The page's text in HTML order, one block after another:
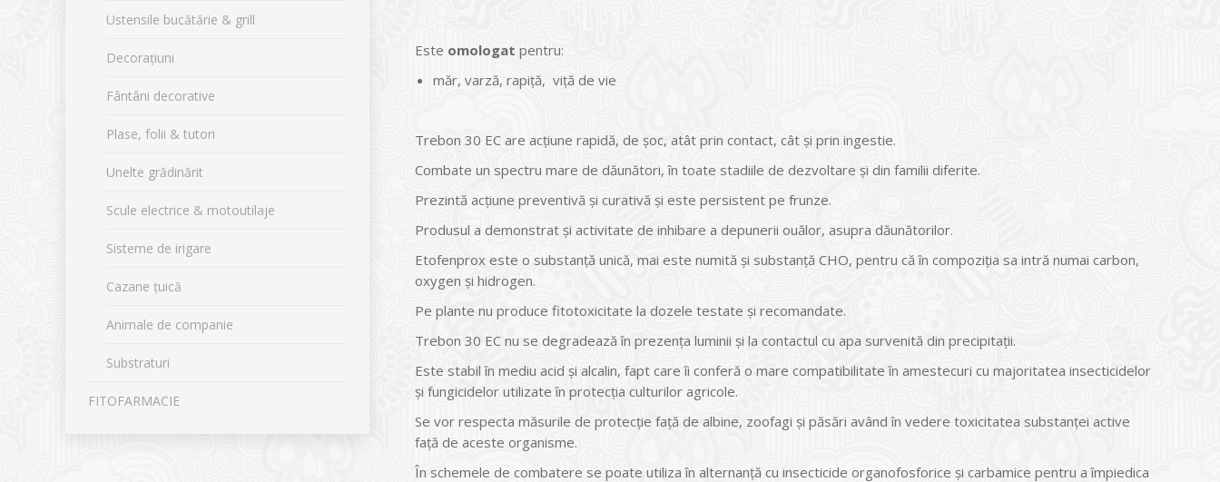
Este omologat pentru:
măr, varză, rapiță, viță de vie
Trebon 30 EC are acțiune rapidă, de șoc, atât prin contact, cât și prin ingestie.
Combate un spectru mare de dăunători, în toate stadiile de dezvoltare și din familii diferite.
Prezintă acțiune preventivă și curativă și este persistent pe frunze.
Produsul a demonstrat și activitate de inhibare a depunerii ouălor, asupra dăunătorilor.
Etofenprox este o substanță unică, mai este numită și substanță CHO, pentru că în compoziția sa intră numai carbon,
oxygen și hidrogen.
Pe plante nu produce fitotoxicitate la dozele testate și recomandate.
Trebon 30 EC nu se degradează în prezența luminii și la contactul cu apa survenită din precipitații.
Este stabil în mediu acid și alcalin, fapt care îi conferă o mare compatibilitate în amestecuri cu majoritatea insecticidelor
și fungicidelor utilizate în protecția culturilor agricole.
Se vor respecta măsurile de protecție față de albine, zoofagi și păsări având în vedere toxicitatea substanței active
față de aceste organisme.
În schemele de combatere se poate utiliza în alternanță cu insecticide organofosforice și carbamice pentru a împiedica
Ustensile bucătărie & grill
Decorațiuni
Fântâni decorative
Plase, folii & tutori
Unelte grădinărit
Scule electrice & motoutilaje
Sisteme de irigare
Cazane țuică
Animale de companie
Substraturi
FITOFARMACIE